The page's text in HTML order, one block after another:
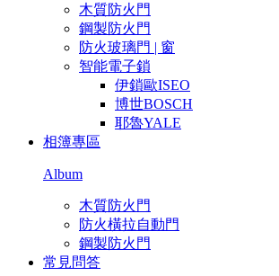
木質防火門
鋼製防火門
防火玻璃門 | 窗
智能電子鎖
伊鎖歐ISEO
博世BOSCH
耶魯YALE
相簿專區
Album
木質防火門
防火橫拉自動門
鋼製防火門
常見問答